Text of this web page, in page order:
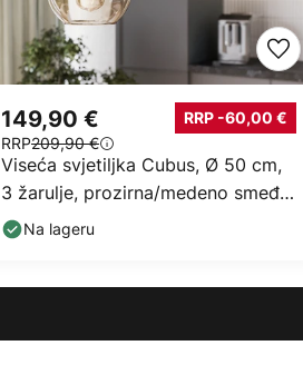
149,90 €
RRP209,90 €
RRP -60,00 €
Viseća svjetiljka Cubus, Ø 50 cm,
3 žarulje, prozirna/medeno smeđa,
staklo
Na lageru